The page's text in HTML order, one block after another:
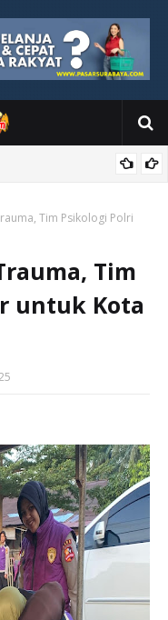
Tim Psikologi Polri
Tim
untuk Kota